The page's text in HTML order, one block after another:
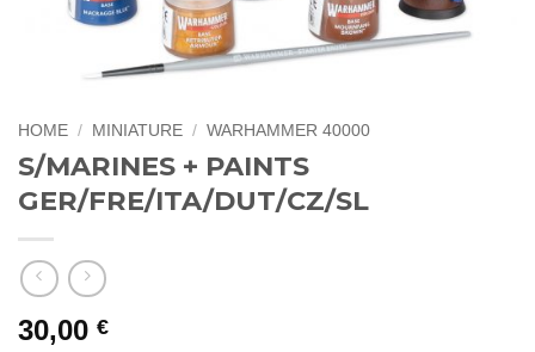
HOME / MINIATURE / WARHAMMER 40000
S/MARINES + PAINTS
GER/FRE/ITA/DUT/CZ/SL
30,00 €